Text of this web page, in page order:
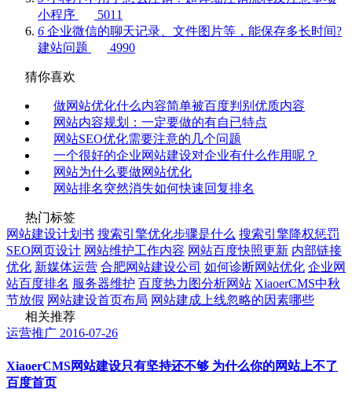
小程序
5011
6 企业微信的聊天记录、文件图片等，能保存多长时间?
建站问题
4990
猜你喜欢
做网站优化什么内容简单被百度判别优质内容
网站内容规划：一定要做的有自已特点
网站SEO优化需要注意的几个问题
一个很好的企业网站建设对企业有什么作用呢？
网站为什么要做网站优化
网站排名突然消失如何快速回复排名
热门标签
网站建设计划书 搜索引擎优化步骤是什么 搜索引擎降权惩罚
SEO网页设计 网站维护工作内容 网站百度快照更新 内部链接
优化 新媒体运营 合肥网站建设公司 如何诊断网站优化 企业网
站百度排名 服务器维护 百度热力图分析网站 XiaoerCMS中秋
节放假 网站建设首页布局 网站建成上线忽略的因素哪些
相关推荐
运营推广 2016-07-26
XiaoerCMS网站建设只有坚持还不够 为什么你的网站上不了
百度首页